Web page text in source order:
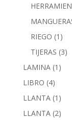
RIEGO (1)
TIJERAS (3)
LAMINA (1)
LIBRO (4)
LLANTA (1)
LLANTA (2)